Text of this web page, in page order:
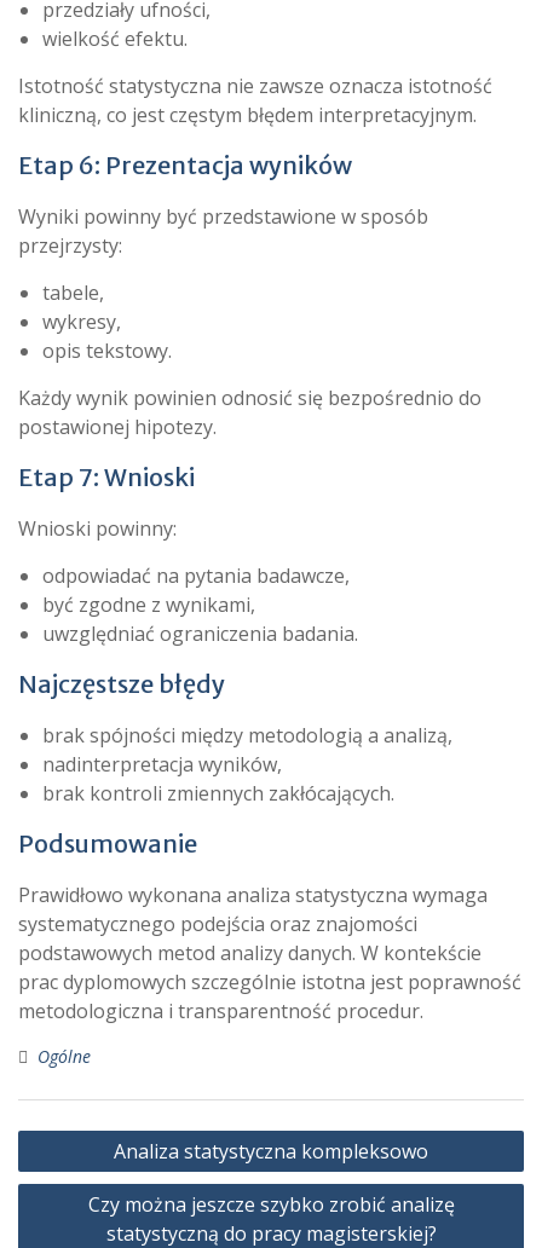
przedziały ufności,
wielkość efektu.
Istotność statystyczna nie zawsze oznacza istotność
kliniczną, co jest częstym błędem interpretacyjnym.
Etap 6: Prezentacja wyników
Wyniki powinny być przedstawione w sposób
przejrzysty:
tabele,
wykresy,
opis tekstowy.
Każdy wynik powinien odnosić się bezpośrednio do
postawionej hipotezy.
Etap 7: Wnioski
Wnioski powinny:
odpowiadać na pytania badawcze,
być zgodne z wynikami,
uwzględniać ograniczenia badania.
Najczęstsze błędy
brak spójności między metodologią a analizą,
nadinterpretacja wyników,
brak kontroli zmiennych zakłócających.
Podsumowanie
Prawidłowo wykonana analiza statystyczna wymaga
systematycznego podejścia oraz znajomości
podstawowych metod analizy danych. W kontekście
prac dyplomowych szczególnie istotna jest poprawność
metodologiczna i transparentność procedur.
Ogólne
Nawigacja
wpisu
Analiza statystyczna kompleksowo
Czy można jeszcze szybko zrobić analizę
statystyczną do pracy magisterskiej?